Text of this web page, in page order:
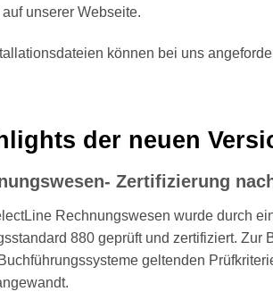
unserer Webseite.
können bei uns
der neuen
Zertifizierung
Rechnungswesen wurde durch
880 geprüft und zertifiziert.
geltenden